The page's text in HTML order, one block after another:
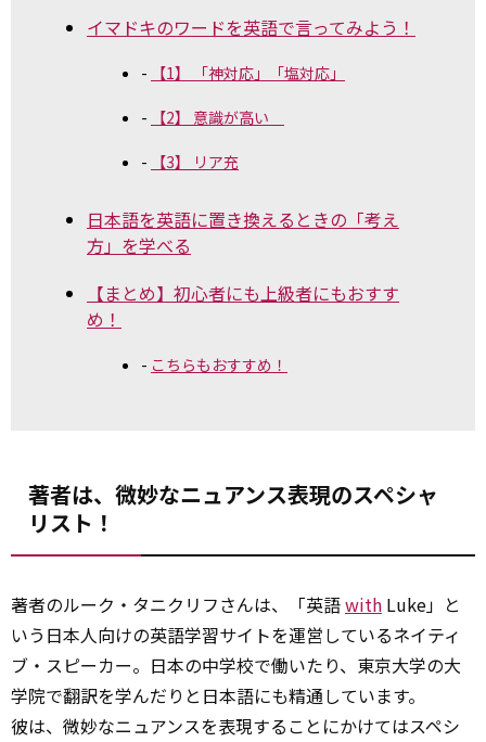
イマドキのワードを英語で言ってみよう！
【1】 「神対応」「塩対応」
【2】 意識が高い
【3】 リア充
日本語を英語に置き換えるときの「考え
方」を学べる
【まとめ】初心者にも上級者にもおすす
め！
こちらもおすすめ！
著者は、微妙なニュアンス表現のスペシャ
リスト！
著者のルーク・タニクリフさんは、「英語with Luke」と
いう日本人向けの英語学習サイトを運営しているネイティ
ブ・スピーカー。日本の中学校で働いたり、東京大学の大
学院で翻訳を学んだりと日本語にも精通しています。
彼は、微妙なニュアンスを表現することにかけてはスペシ